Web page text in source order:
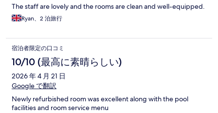
The staff are lovely and the rooms are clean and well-equipped.
Ryan、2 泊旅行
宿泊者限定の口コミ
10/10 (最高に素晴らしい)
2026 年 4 月 21 日
Google で翻訳
Newly refurbished room was excellent along with the pool
facilities and room service menu